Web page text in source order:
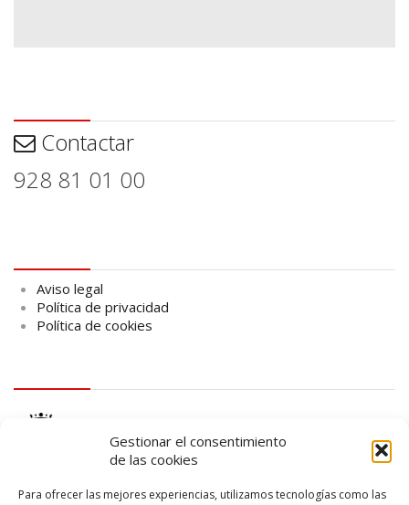
Gestionar el consentimiento
de las cookies
Para ofrecer las mejores experiencias, utilizamos tecnologías como las
Contactar
928 81 01 00
Aviso legal
Política de privacidad
Política de cookies